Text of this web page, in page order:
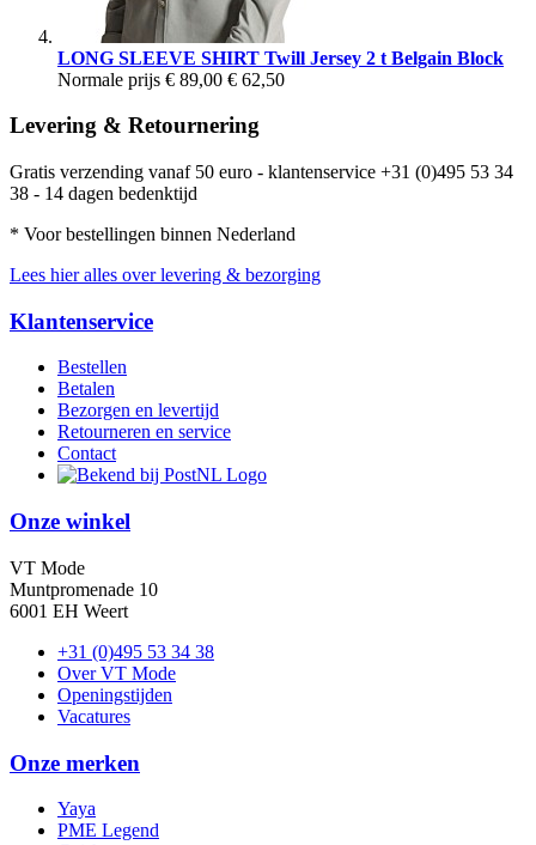
LONG SLEEVE SHIRT Twill Jersey 2 t Belgain Block
Normale prijs € 89,00 € 62,50
Levering & Retournering
Gratis verzending vanaf 50 euro - klantenservice +31 (0)495 53 34
38 - 14 dagen bedenktijd
* Voor bestellingen binnen Nederland
Lees hier alles over levering & bezorging
Klantenservice
Bestellen
Betalen
Bezorgen en levertijd
Retourneren en service
Contact
Onze winkel
VT Mode
Muntpromenade 10
6001 EH Weert
+31 (0)495 53 34 38
Over VT Mode
Openingstijden
Vacatures
Onze merken
Yaya
PME Legend